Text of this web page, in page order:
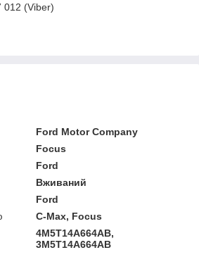
012 (Viber)
Ford Motor Company
Focus
Ford
Вживаний
Ford
C-Max, Focus
4M5T14A664AB,
3M5T14A664AB